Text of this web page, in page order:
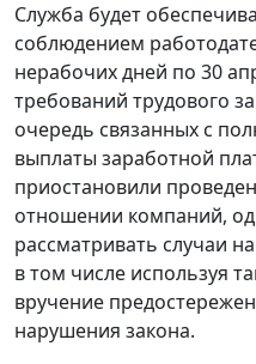
Служба будет
соблюдением
нерабочих дней по 30
требований трудового
очередь связанных с
выплаты заработной
приостановили
отношении компаний,
рассматривать случаи
в том числе используя
вручение
нарушения закона.